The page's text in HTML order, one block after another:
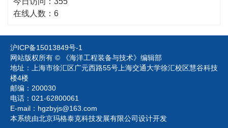
在线人数： 6
沪ICP备15013849号-1
网站版权所有 © 《海洋工程装备与技术》编辑部
地址：上海市徐汇区广元西路55号上海交通大学徐汇校区慧谷科技
楼4楼
邮编：200030
电话：021-62800061
E-mail： hgzbyjs@163.com
本系统由北京玛格泰克科技发展有限公司设计开发